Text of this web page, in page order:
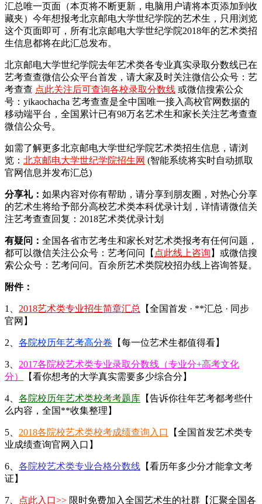
汇总唯一页面（本页将不断更新，电脑用户请将本页添加到收
藏夹）今年想报考北京邮电大学世纪学院的艺术生，只用浏览
这个页面即可，所有北京邮电大学世纪学院2018年的艺术类招
生信息都将在此汇总发布。
北京邮电大学世纪学院去年艺术类各专业真实录取分数线已在
艺考查查微信公众平台首发， 请大家及时关注微信公众号：艺
考查查 点此关注后可查询各校录取分数线 或微信搜索公众
号：yikaochacha 艺考查查是全中国唯一接入高校官网数据的
移动端平台，全国累计已有98万名艺术生和家长关注艺考查查
微信公众号。
如需了解更多北京邮电大学世纪学院艺术类招生信息，请浏
览： 北京邮电大学世纪学院招生网 (智能系统将实时自动抓取
官网信息并发布汇总)
分享礼： 如果内容对你有帮助，请分享到朋友圈，对热心分享
的艺术生将给予部分高校艺术类本科优录计划，详情请微信关
注艺考查查回复：2018艺术类优录计划
有疑问： 全国各省市艺考生和家长对艺术类报考有任何问题，
都可以微信关注公众号：艺考问问【 点此线上咨询 】或微信搜
索公众号：艺考问问。百余所艺术类院校招办线上咨询答疑。
附件：
1、 2018艺术类专业招生简章汇总
【全国首发 · **汇总 · 同步
官网】
2、 各院校历年艺考高分卷 【每一位艺术生都值得看】
3、 2017各院校艺术类专业录取分数线（专业分+高考文化
分）
【看你想考的大学真实需要多少综合分】
4、 各院校历年艺术类校考考题库 【告诉你往年艺考都考些什
么内容，全国**收集整理】
5、 2018各院校艺术类校考成绩查询入口
【全国首发艺术类专
业成绩查询官网入口】
6、 各院校艺术类专业合格分数线 【看历年多少分才能拿文考
证】
7、 点此入口>> 限时免费加入全国艺术生的社群【汇聚全国各